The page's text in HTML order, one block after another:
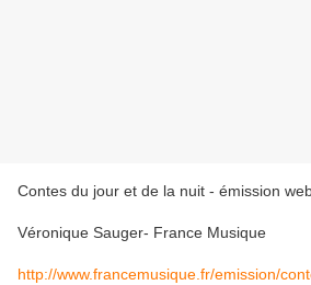
Contes du jour et de la nuit - émission
Véronique Sauger- France Musique
http://www.francemusique.fr/emission/